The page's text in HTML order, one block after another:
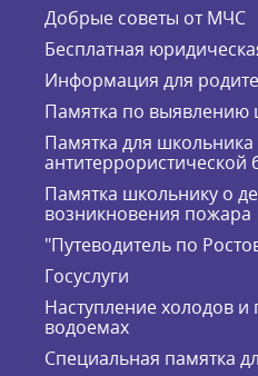
Добрые советы от МЧС
Бесплатная
Информация для
Памятка по выявлению
Памятка для
антитеррористической
Памятка школьнику о
возникновения пожара
"Путеводитель по
Госуслуги
Наступление холодов
водоемах
Специальная памятка